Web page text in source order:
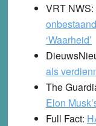
VRT NWS:
‘Waarheid’
als
The
Elon
Full Fact: